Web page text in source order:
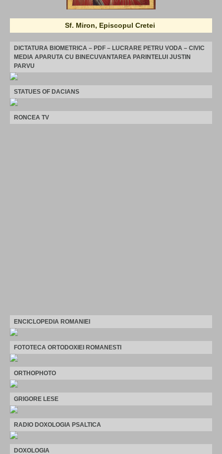
Sf. Miron, Episcopul Cretei
DICTATURA BIOMETRICA – PDF – LUCRARE PETRU VODA – CIVIC
MEDIA APARUTA CU BINECUVANTAREA PARINTELUI JUSTIN
PARVU
STATUES OF DACIANS
RONCEA TV
ENCICLOPEDIA ROMANIEI
FOTOTECA ORTODOXIEI ROMANESTI
ORTHOPHOTO
GRIGORE LESE
RADIO DOXOLOGIA PSALTICA
DOXOLOGIA